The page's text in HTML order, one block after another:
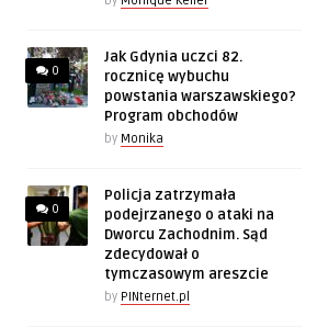
0
Jak Gdynia uczci 82.
rocznicę wybuchu
powstania warszawskiego?
Program obchodów
by Monika
0
Policja zatrzymała
podejrzanego o ataki na
Dworcu Zachodnim. Sąd
zdecydował o
tymczasowym areszcie
by PINternet.pl